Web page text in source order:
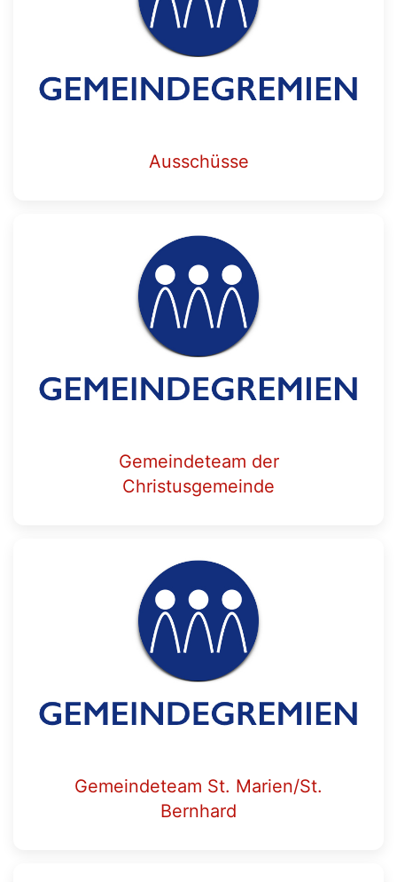
Ausschüsse
Gemeindeteam der
Christusgemeinde
Gemeindeteam St. Marien/St.
Bernhard